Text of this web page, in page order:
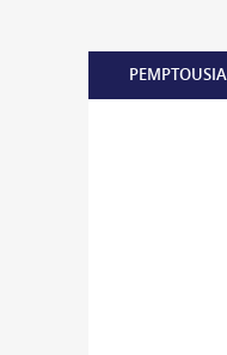
PEMPTOUSIA